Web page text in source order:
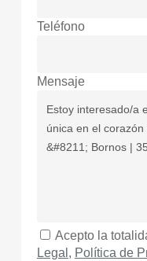
Teléfono
Mensaje
Acepto la
Legal , Política de